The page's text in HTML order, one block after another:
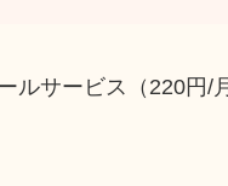
ルサービス（220円/